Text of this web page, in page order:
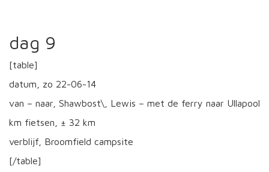
dag 9
[table]
datum, zo 22-06-14
van – naar, Shawbost\, Lewis – met de ferry naar Ullapool
km fietsen, ± 32 km
verblijf, Broomfield campsite
[/table]